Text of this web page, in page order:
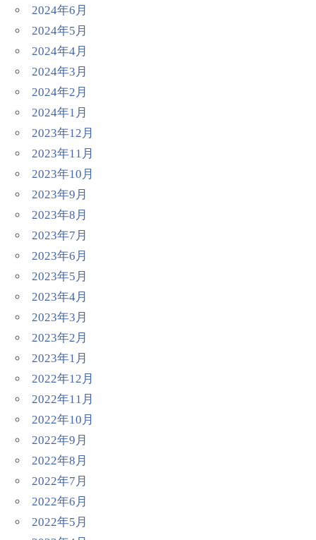
2024年6月
2024年5月
2024年4月
2024年3月
2024年2月
2024年1月
2023年12月
2023年11月
2023年10月
2023年9月
2023年8月
2023年7月
2023年6月
2023年5月
2023年4月
2023年3月
2023年2月
2023年1月
2022年12月
2022年11月
2022年10月
2022年9月
2022年8月
2022年7月
2022年6月
2022年5月